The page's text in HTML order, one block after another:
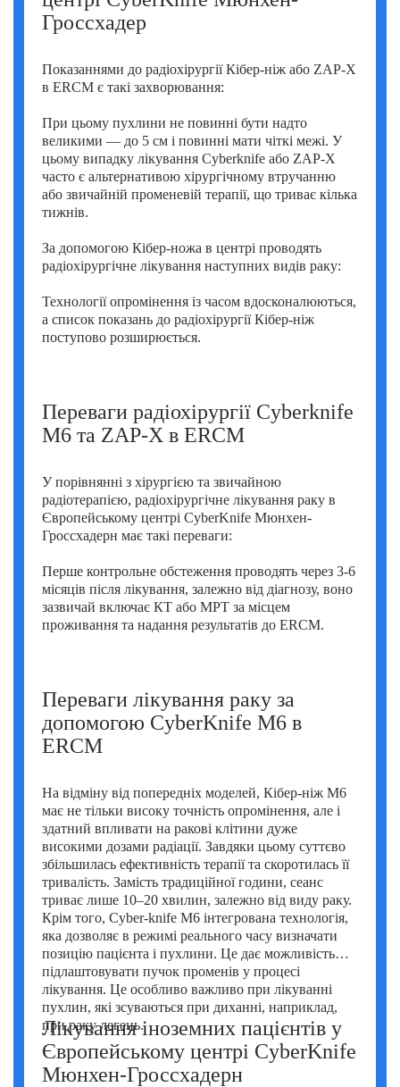
Гроссхадер
Показаннями до радіохірургії Кібер-ніж або ZAP-X
в ERCM є такі захворювання:
При цьому пухлини не повинні бути надто
великими — до 5 см і повинні мати чіткі межі. У
цьому випадку лікування Cyberknife або ZAP-X
часто є альтернативою хірургічному втручанню
або звичайній променевій терапії, що триває кілька
тижнів.
За допомогою Кібер-ножа в центрі проводять
радіохірургічне лікування наступних видів раку:
Технології опромінення із часом вдосконалюються,
а список показань до радіохірургії Кібер-ніж
поступово розширюється.
Переваги радіохірургії Cyberknife
M6 та ZAP-X в ERCM
У порівнянні з хірургією та звичайною
радіотерапією, радіохірургічне лікування раку в
Європейському центрі CyberKnife Мюнхен-
Гроссхадерн має такі переваги:
Перше контрольне обстеження проводять через 3-6
місяців після лікування, залежно від діагнозу, воно
зазвичай включає КТ або МРТ за місцем
проживання та надання результатів до ERCM.
Переваги лікування раку за
допомогою CyberKnife M6 в
ERCM
На відміну від попередніх моделей, Кібер-ніж М6
має не тільки високу точність опромінення, але і
здатний впливати на ракові клітини дуже
високими дозами радіації. Завдяки цьому суттєво
збільшилась ефективність терапії та скоротилась її
тривалість. Замість традиційної години, сеанс
триває лише 10–20 хвилин, залежно від виду раку.
Крім того, Cyber-knife M6 інтегрована технологія,
яка дозволяє в режимі реального часу визначати
позицію пацієнта і пухлини. Це дає можливість
підлаштовувати пучок променів у процесі
лікування. Це особливо важливо при лікуванні
пухлин, які зсуваються при диханні, наприклад,
при раку легень.
Лікування іноземних пацієнтів у
Європейському центрі CyberKnife
Мюнхен-Гроссхадерн